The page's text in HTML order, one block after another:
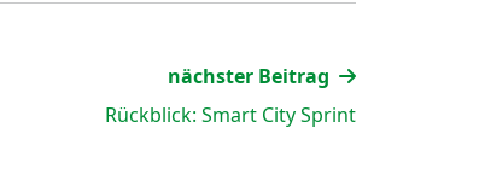
nächster Beitrag
Rückblick: Smart City Sprint